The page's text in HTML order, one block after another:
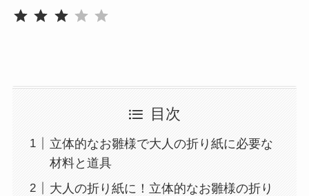
⭐⭐
目次
立体的なお雛様で大人の折り紙に必要な
材料と道具
大人の折り紙に！立体的なお雛様の折り